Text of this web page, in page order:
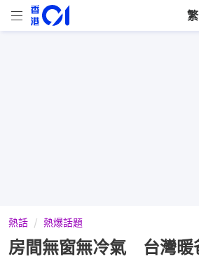
繁
熱話 熱爆話題
房間無窗無冷氣 台灣暖